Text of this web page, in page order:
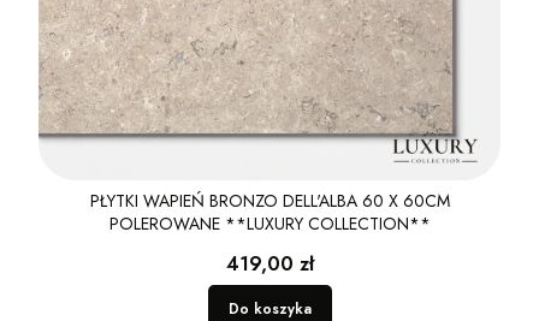
PŁYTKI WAPIEŃ BRONZO DELL'ALBA 60 X 60CM
POLEROWANE **LUXURY COLLECTION**
Cena
419,00 zł
Do koszyka